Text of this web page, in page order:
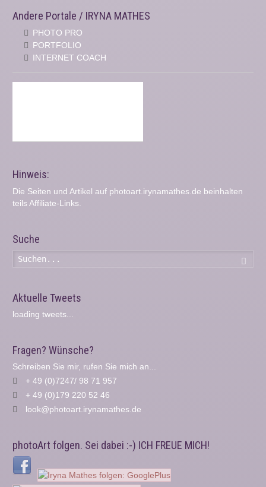
Andere Portale / IRYNA MATHES
PHOTO PRO
PORTFOLIO
INTERNET COACH
Hinweis:
Die Seiten und Artikel auf photoart.irynamathes.de beinhalten
teils Affiliate-Links.
Suche
Aktuelle Tweets
loading tweets...
Fragen? Wünsche?
Schreiben Sie mir, rufen Sie mich an...
+ 49 (0)7247/ 98 71 957
+ 49 (0)179 220 52 46
look@photoart.irynamathes.de
photoArt folgen. Sei dabei :-) ICH FREUE MICH!